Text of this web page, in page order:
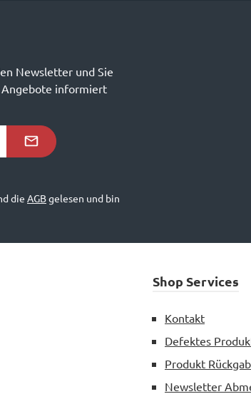
Newsletter und Sie
Angebote informiert
die AGBgelesen und bin
Shop Services
Kontakt
Defektes
Produkt
Newsletter